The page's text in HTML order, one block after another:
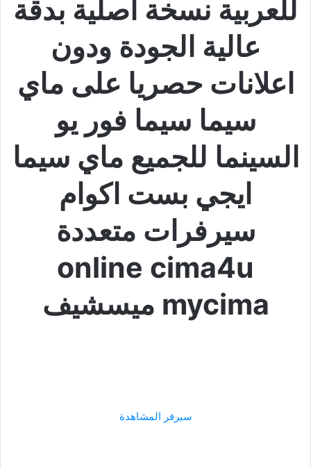
للعربية نسخة أصلية بدقة
عالية الجودة ودون
اعلانات حصريا على ماي
سيما سيما فور يو
السينما للجميع ماي سيما
ايجي بست اكوام
سيرفرات متعددة
online cima4u
mycima ميسشيف
سيرفر المشاهدة